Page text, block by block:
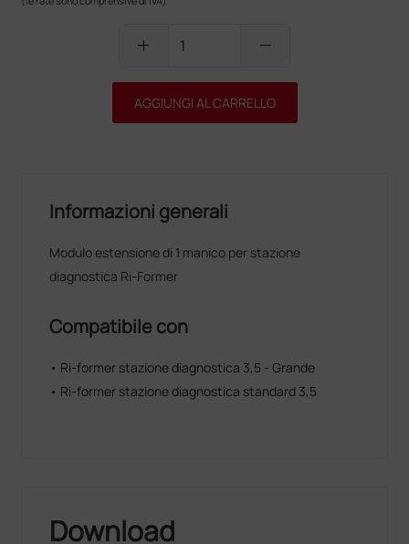
add remove
AGGIUNGI AL CARRELLO
Informazioni generali
Modulo estensione di 1 manico per stazione
diagnostica Ri-Former
Compatibile con
• Ri-former stazione diagnostica 3,5 - Grande
• Ri-former stazione diagnostica standard 3,5
Download